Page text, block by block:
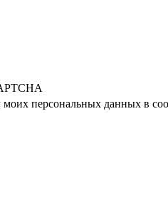
моих персональных данных в